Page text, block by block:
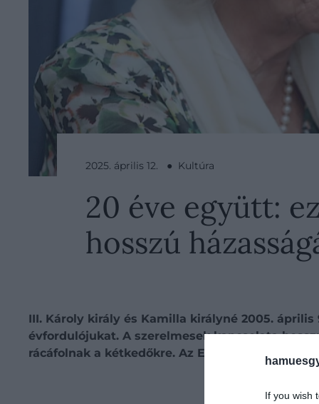
If you wish
2025. április 12. ● Kultúra
20 éve együtt:
hosszú
III. Károly király és Kamilla királyné 2005.
évfordulójukat. A szerelmesek kapcsolata
rácáfolnak a kétkedőkre. Az Express most